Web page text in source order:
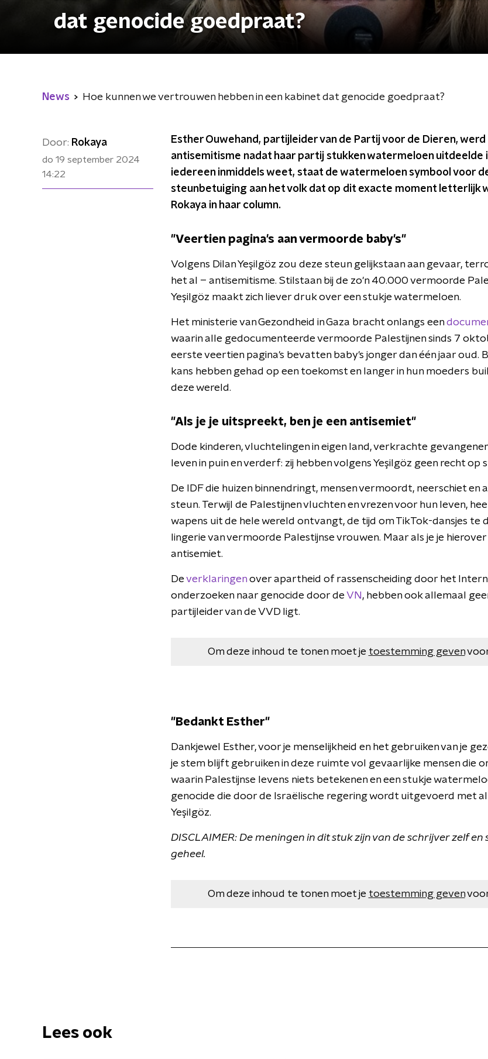
dat genocide goedpraat?
News Hoe kunnen we vertrouwen hebben in een kabinet dat genocide goedpraat?
Door: Rokaya
do 19 september 2024
14:22
Esther Ouwehand, partijleider van de Partij voor de Dieren,
antisemitisme nadat haar partij stukken watermeloen uitdeelde
iedereen inmiddels weet, staat de watermeloen symbool voor
steunbetuiging aan het volk dat op dit exacte moment letterlijk
Rokaya in haar column.
"Veertien pagina's aan vermoorde baby's"
Volgens Dilan Yeşilgöz zou deze steun gelijkstaan aan gevaar,
het al – antisemitisme. Stilstaan bij de zo'n 40.000 vermoorde
Yeşilgöz maakt zich liever druk over een stukje watermeloen.
Het ministerie van Gezondheid in Gaza bracht onlangs een
waarin alle gedocumenteerde vermoorde Palestijnen sinds 7
eerste veertien pagina's bevatten baby's jonger dan één jaar oud.
kans hebben gehad op een toekomst en langer in hun moeders
deze wereld.
"Als je je uitspreekt, ben je een antisemiet"
Dode kinderen, vluchtelingen in eigen land, verkrachte
leven in puin en verderf: zij hebben volgens Yeşilgöz geen recht op
De IDF die huizen binnendringt, mensen vermoordt, neerschiet en
steun. Terwijl de Palestijnen vluchten en vrezen voor hun leven,
wapens uit de hele wereld ontvangt, de tijd om TikTok-dansjes te
lingerie van vermoorde Palestijnse vrouwen. Maar als je je
antisemiet.
Deverklaringen over apartheid of rassenscheiding door het
onderzoeken naar genocide door deVN , hebben ook allemaal
partijleider van de VVD ligt.
Om deze inhoud te tonen moet je toestemming geven
"Bedankt Esther"
Dankjewel Esther, voor je menselijkheid en het gebruiken van je
je stem blijft gebruiken in deze ruimte vol gevaarlijke mensen die
waarin Palestijnse levens niets betekenen en een stukje
genocide die door de Israëlische regering wordt uitgevoerd met
Yeşilgöz.
DISCLAIMER: De meningen in dit stuk zijn van de schrijver zelf en
geheel.
Om deze inhoud te tonen moet je toestemming geven
Lees ook